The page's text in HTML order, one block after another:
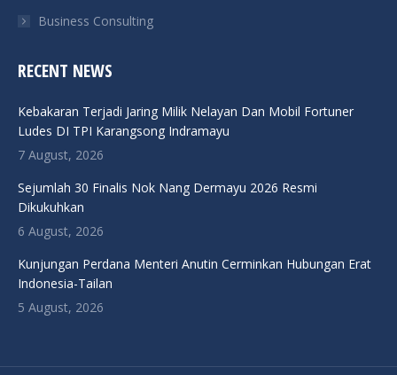
Business Consulting
RECENT NEWS
Kebakaran Terjadi Jaring Milik Nelayan Dan Mobil Fortuner
Ludes DI TPI Karangsong Indramayu
7 August, 2026
Sejumlah 30 Finalis Nok Nang Dermayu 2026 Resmi
Dikukuhkan
6 August, 2026
Kunjungan Perdana Menteri Anutin Cerminkan Hubungan Erat
Indonesia-Tailan
5 August, 2026